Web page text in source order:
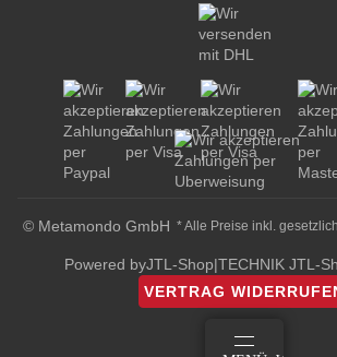
© Metamondo GmbH * Alle Preise inkl.
Powered byJTL-Shop|TECHNIK JTL-
VERTRAG